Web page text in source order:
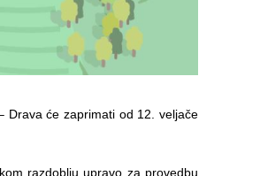
Drava će zaprimati od 12. veljače
razdoblju upravo za provedbu